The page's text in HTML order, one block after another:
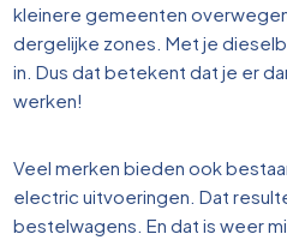
kleinere gemeenten
dergelijke zones. Met je
in. Dus dat betekent dat je er
werken!
Veel merken bieden ook
electric uitvoeringen. Dat
bestelwagens. En dat is weer